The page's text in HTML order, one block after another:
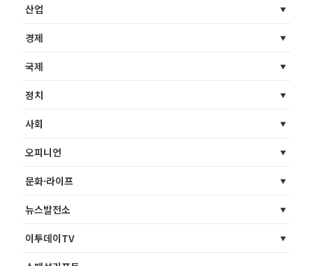
산업
경제
국제
정치
사회
오피니언
문화·라이프
뉴스발전소
이투데이TV